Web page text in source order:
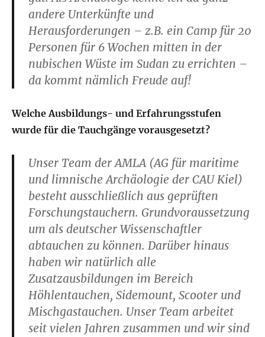
andere Unterkünfte und
Herausforderungen – z.B. ein Camp für 20
Personen für 6 Wochen mitten in der
nubischen Wüste im Sudan zu errichten –
da kommt nämlich Freude auf!
Welche Ausbildungs- und Erfahrungsstufen
wurde für die Tauchgänge vorausgesetzt?
Unser Team der AMLA (AG für maritime
und limnische Archäologie der CAU Kiel)
besteht ausschließlich aus geprüften
Forschungstauchern. Grundvoraussetzung
um als deutscher Wissenschaftler
abtauchen zu können. Darüber hinaus
haben wir natürlich alle
Zusatzausbildungen im Bereich
Höhlentauchen, Sidemount, Scooter und
Mischgastauchen. Unser Team arbeitet
seit vielen Jahren zusammen und wir sind